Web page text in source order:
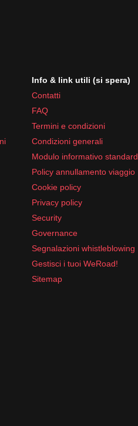
Info & link utili (si spera)
Contatti
FAQ
Termini e condizioni
Condizioni generali
Modulo informativo standard
Policy annullamento viaggio
Cookie policy
Privacy policy
Security
Governance
Segnalazioni whistleblowing
Gestisci i tuoi WeRoad!
Sitemap